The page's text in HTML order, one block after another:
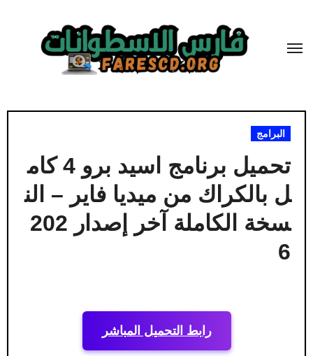
المحتوى
البرامج
تحميل برنامج اسيد برو 4 كام
ل بالكراك من ميديا فاير – الن
سخة الكاملة آخر إصدار 202
6
رابط التحميل المباشر